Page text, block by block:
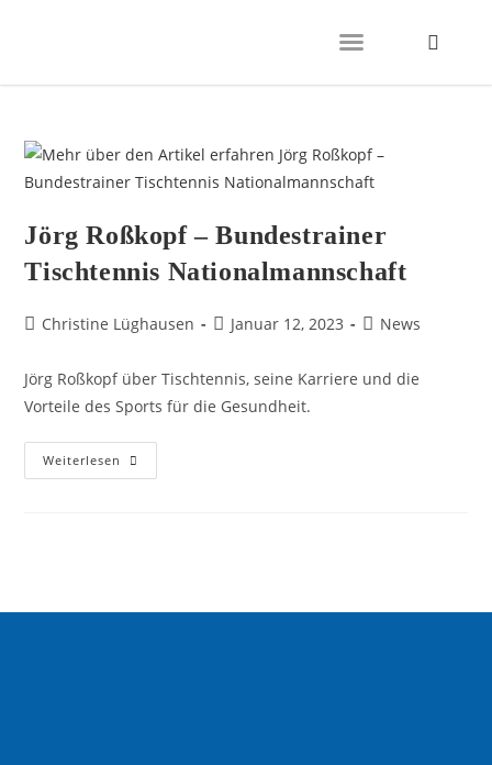
Jörg Roßkopf – Bundestrainer
Tischtennis Nationalmannschaft
Christine Lüghausen Januar 12, 2023 News
Jörg Roßkopf über Tischtennis, seine Karriere und die
Vorteile des Sports für die Gesundheit.
Weiterlesen